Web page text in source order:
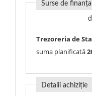
Surse de
Trezoreria de
suma planificată
Detalii achiziție